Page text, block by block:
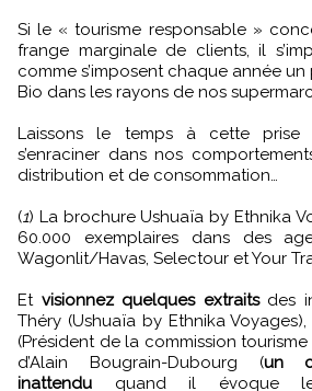
Si le « tourisme responsable »
frange marginale de clients, il
comme s’imposent chaque année
Bio dans les rayons de nos
Laissons le temps à cette
s’enraciner dans nos
distribution et de consommation…
(1) La brochure Ushuaïa by Ethnika
60.000 exemplaires dans des
Wagonlit/Havas, Selectour et Your
Et visionnez quelques extraitsdes
Théry (Ushuaïa by Ethnika
(Président de la commission
d’Alain Bougrain-Dubourg (un
inattendu quand il évoque